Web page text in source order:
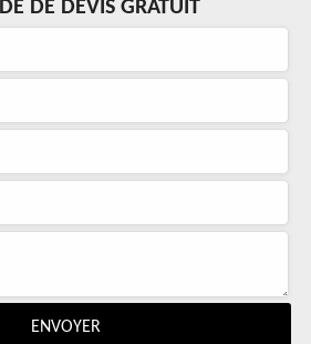
DE DEVIS GRATUIT